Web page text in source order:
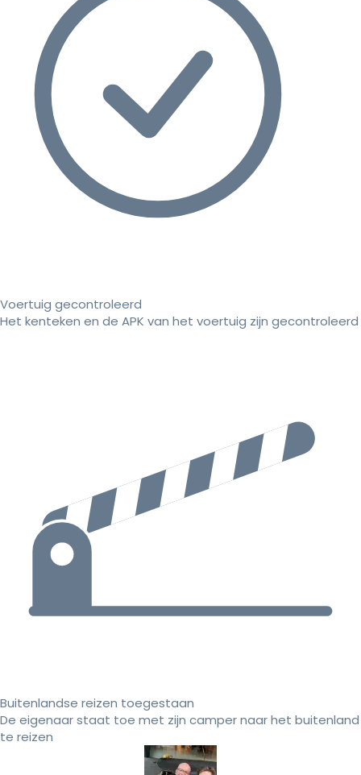
Voertuig gecontroleerd
Het kenteken en de APK van het voertuig zijn gecontroleerd
Buitenlandse reizen toegestaan
De eigenaar staat toe met zijn camper naar het buitenland
te reizen